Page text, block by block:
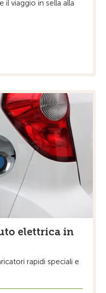
il viaggio in sella alla
elettrica in
rapidi speciali e